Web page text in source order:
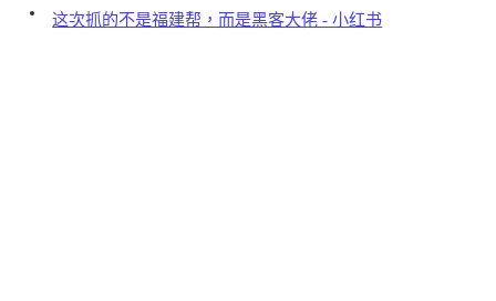
这次抓的不是福建帮，而是黑客大佬 - 小红书